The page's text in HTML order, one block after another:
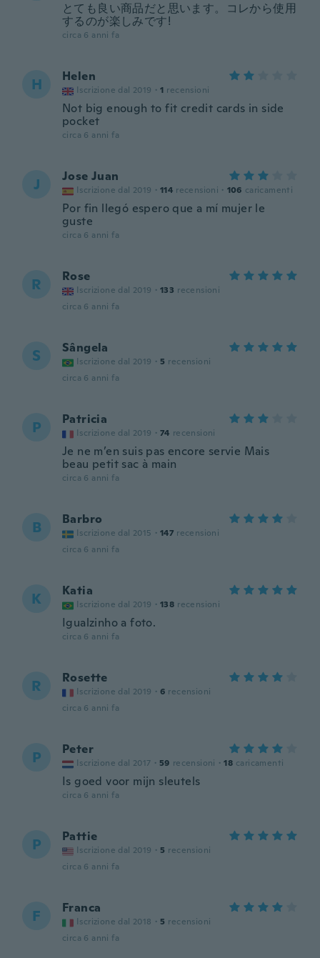
とても良い商品だと思います。コレから使用
するのが楽しみです!
circa 6 anni fa
H Helen
Iscrizione dal 2019 · 1 recensioni
Not big enough to fit credit cards in side
pocket
circa 6 anni fa
J Jose Juan
Iscrizione dal 2019 · 114 recensioni · 106 caricamenti
Por fin llegó espero que a mí mujer le
guste
circa 6 anni fa
R Rose
Iscrizione dal 2019 · 133 recensioni
circa 6 anni fa
S Sângela
Iscrizione dal 2019 · 5 recensioni
circa 6 anni fa
P Patricia
Iscrizione dal 2019 · 74 recensioni
Je ne m’en suis pas encore servie Mais
beau petit sac à main
circa 6 anni fa
B Barbro
Iscrizione dal 2015 · 147 recensioni
circa 6 anni fa
K Katia
Iscrizione dal 2019 · 138 recensioni
Igualzinho a foto.
circa 6 anni fa
R Rosette
Iscrizione dal 2019 · 6 recensioni
circa 6 anni fa
P Peter
Iscrizione dal 2017 · 59 recensioni · 18 caricamenti
Is goed voor mijn sleutels
circa 6 anni fa
P Pattie
Iscrizione dal 2019 · 5 recensioni
circa 6 anni fa
F Franca
Iscrizione dal 2018 · 5 recensioni
circa 6 anni fa